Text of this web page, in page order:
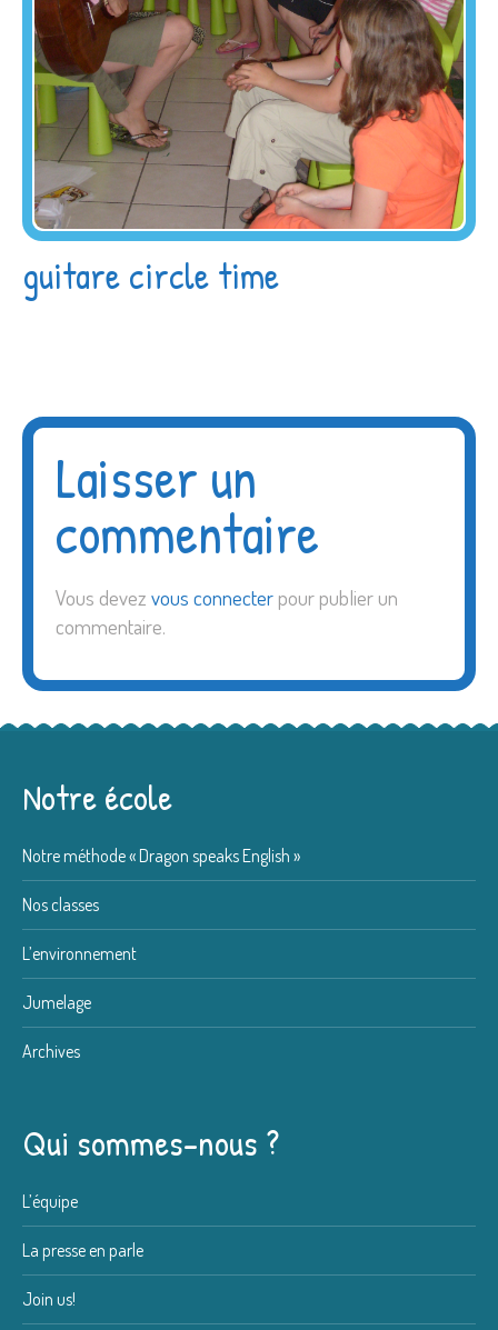
guitare circle time
Laisser un
commentaire
Vous devez vous connecter pour publier un
commentaire.
Notre école
Notre méthode « Dragon speaks English »
Nos classes
L’environnement
Jumelage
Archives
Qui sommes-nous ?
L’équipe
La presse en parle
Join us!